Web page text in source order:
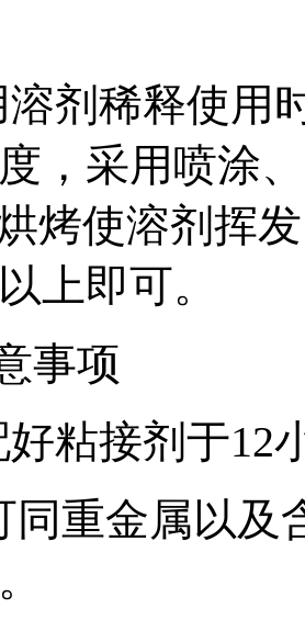
溶剂稀释使
，采用喷涂
烤使溶剂挥
上即可。
事项
好粘接剂于
同重金属以及